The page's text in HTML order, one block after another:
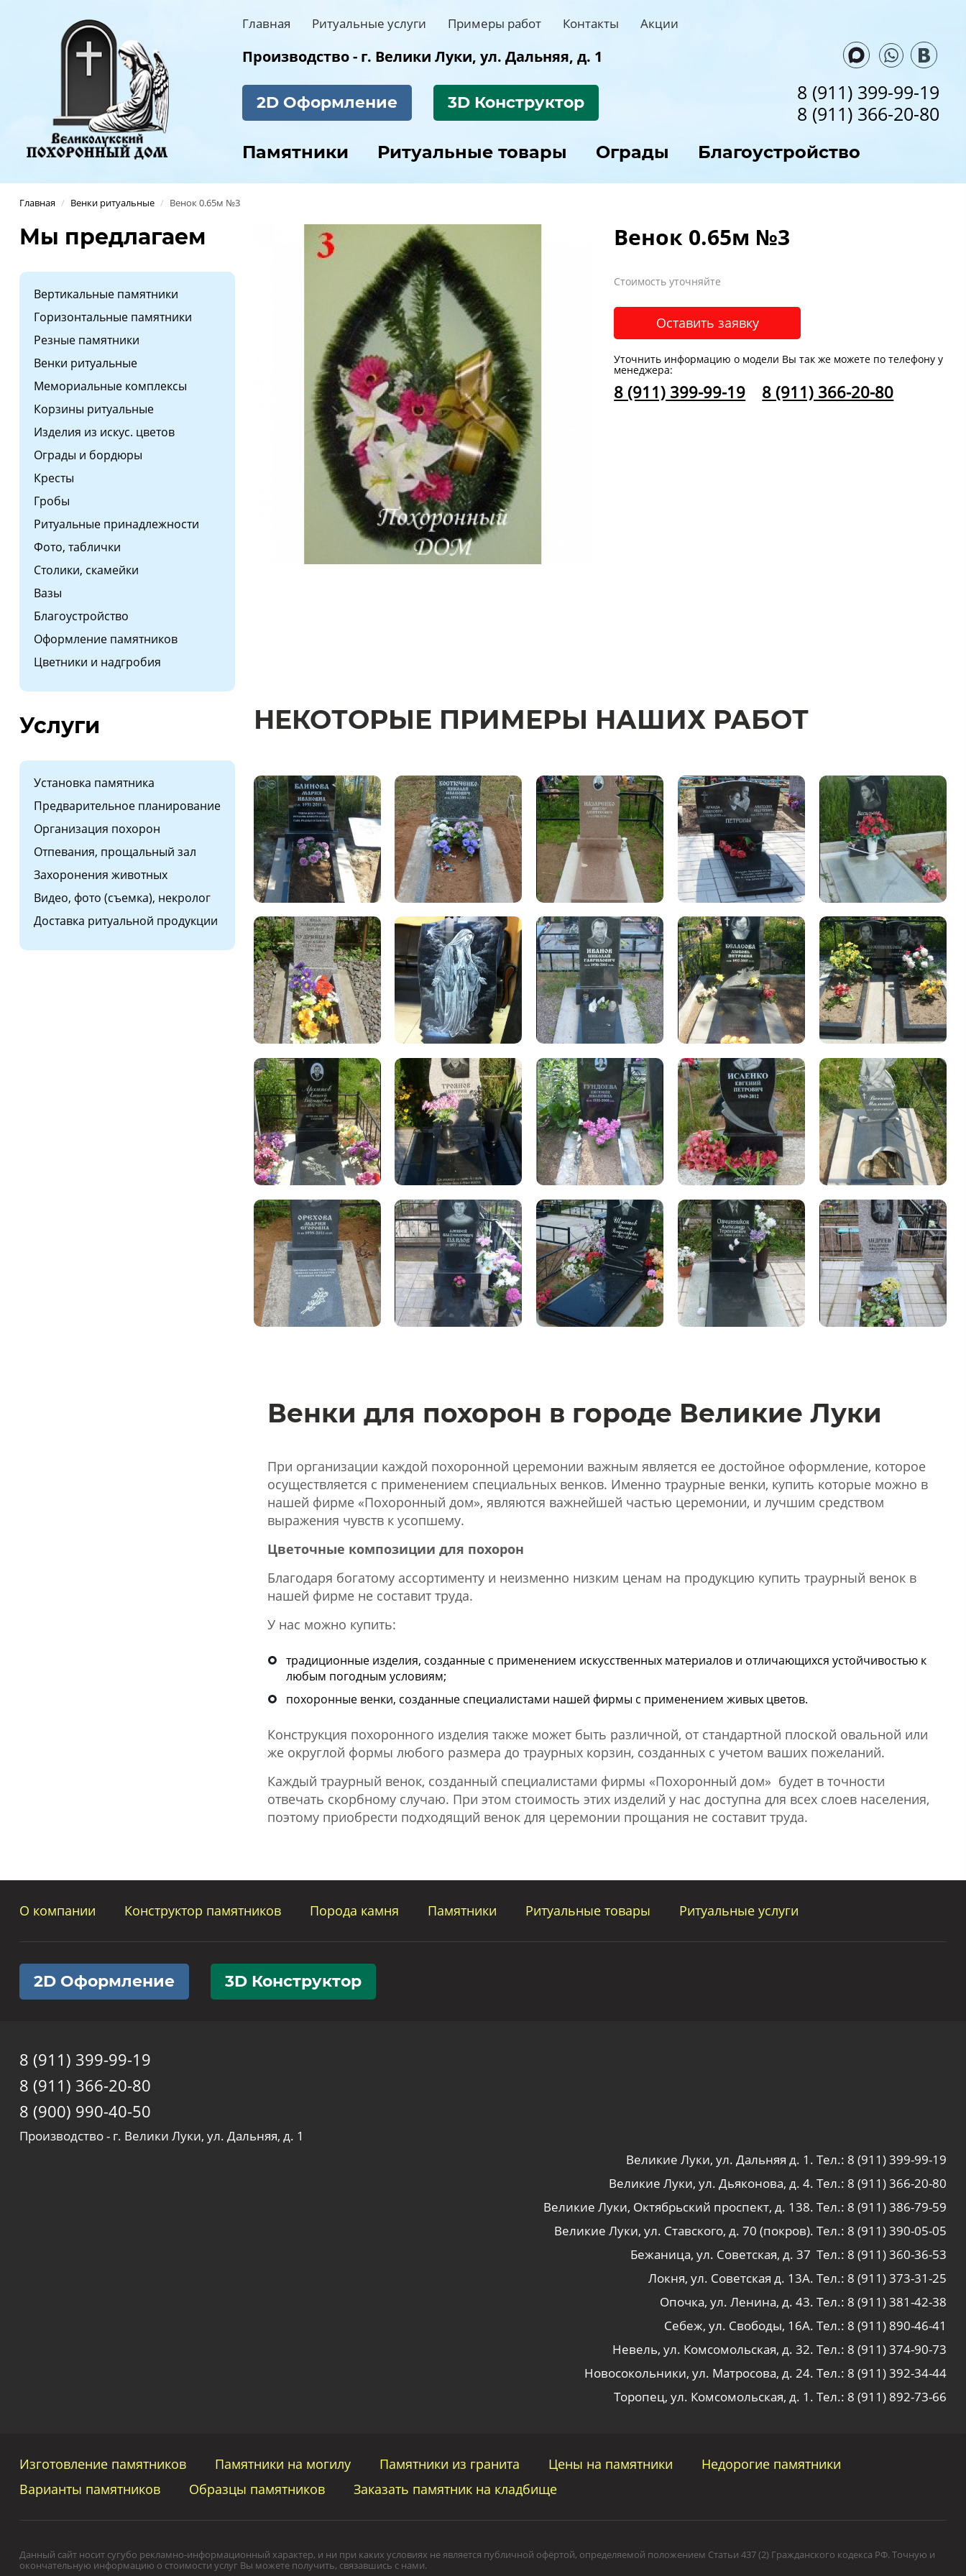
Главная Ритуальные услуги Примеры работ Контакты Акции
Производство - г. Велики Луки, ул. Дальняя, д. 1
2D Оформление 3D Конструктор
8 (911) 399-99-19
8 (911) 366-20-80
Памятники Ритуальные товары Ограды Благоустройство
Главная / Венки ритуальные / Венок 0.65м №3
Венок 0.65м №3
Стоимость уточняйте
Оставить заявку
Уточнить информацию о модели Вы так же можете по телефону у
менеджера:
8 (911) 399-99-19 8 (911) 366-20-80
НЕКОТОРЫЕ ПРИМЕРЫ НАШИХ РАБОТ
Венки для похорон в городе Великие Луки
При организации каждой похоронной церемонии важным является ее достойное оформление, которое
осуществляется с применением специальных венков. Именно траурные венки, купить которые можно в
нашей фирме «Похоронный дом», являются важнейшей частью церемонии, и лучшим средством
выражения чувств к усопшему.
Цветочные композиции для похорон
Благодаря богатому ассортименту и неизменно низким ценам на продукцию купить траурный венок в
нашей фирме не составит труда.
У нас можно купить:
традиционные изделия, созданные с применением искусственных материалов и отличающихся устойчивостью к
любым погодным условиям;
похоронные венки, созданные специалистами нашей фирмы с применением живых цветов.
Конструкция похоронного изделия также может быть различной, от стандартной плоской овальной или
же округлой формы любого размера до траурных корзин, созданных с учетом ваших пожеланий.
Каждый траурный венок, созданный специалистами фирмы «Похоронный дом» будет в точности
отвечать скорбному случаю. При этом стоимость этих изделий у нас доступна для всех слоев населения,
поэтому приобрести подходящий венок для церемонии прощания не составит труда.
Мы предлагаем
Вертикальные памятники
Горизонтальные памятники
Резные памятники
Венки ритуальные
Мемориальные комплексы
Корзины ритуальные
Изделия из искус. цветов
Ограды и бордюры
Кресты
Гробы
Ритуальные принадлежности
Фото, таблички
Столики, скамейки
Вазы
Благоустройство
Оформление памятников
Цветники и надгробия
Услуги
Установка памятника
Предварительное планирование
Организация похорон
Отпевания, прощальный зал
Захоронения животных
Видео, фото (съемка), некролог
Доставка ритуальной продукции
О компании Конструктор памятников Порода камня Памятники Ритуальные товары Ритуальные услуги
2D Оформление 3D Конструктор
8 (911) 399-99-19
8 (911) 366-20-80
8 (900) 990-40-50
Производство - г. Велики Луки, ул. Дальняя, д. 1
Великие Луки, ул. Дальняя д. 1. Тел.: 8 (911) 399-99-19
Великие Луки, ул. Дьяконова, д. 4. Тел.: 8 (911) 366-20-80
Великие Луки, Октябрьский проспект, д. 138. Тел.: 8 (911) 386-79-59
Великие Луки, ул. Ставского, д. 70 (покров). Тел.: 8 (911) 390-05-05
Бежаница, ул. Советская, д. 37 Тел.: 8 (911) 360-36-53
Локня, ул. Советская д. 13А. Тел.: 8 (911) 373-31-25
Опочка, ул. Ленина, д. 43. Тел.: 8 (911) 381-42-38
Себеж, ул. Свободы, 16А. Тел.: 8 (911) 890-46-41
Невель, ул. Комсомольская, д. 32. Тел.: 8 (911) 374-90-73
Новосокольники, ул. Матросова, д. 24. Тел.: 8 (911) 392-34-44
Торопец, ул. Комсомольская, д. 1. Тел.: 8 (911) 892-73-66
Изготовление памятников Памятники на могилу Памятники из гранита Цены на памятники
Недорогие памятники
Варианты памятников
Образцы памятников Заказать памятник на кладбище
Данный сайт носит сугубо рекламно-информационный характер, и ни при каких условиях не является публичной офёртой, определяемой положением Статьи 437 (2) Гражданского кодекса РФ. Точную и
окончательную информацию о стоимости услуг Вы можете получить, связавшись с нами.